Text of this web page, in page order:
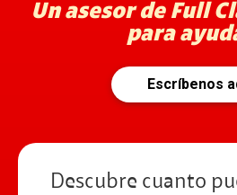
Un asesor de Full
para
Escríbenos
Descubre cuanto